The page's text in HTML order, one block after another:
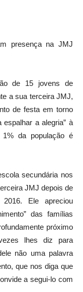
presença na JMJ
de 15 jovens de
a sua terceira JMJ,
de festa em torno
a alegria” à
da população é
secundária nos
JMJ depois de
Ele apreciou
das famílias
próximo
lhes diz para
não uma palavra
que nos diga que
a segui-lo com